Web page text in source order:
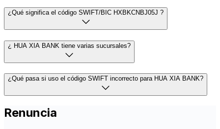
¿Qué significa el código SWIFT/BIC HXBKCNBJ05J ?
¿ HUA XIA BANK tiene varias sucursales?
¿Qué pasa si uso el código SWIFT incorrecto para HUA XIA BANK?
Renuncia